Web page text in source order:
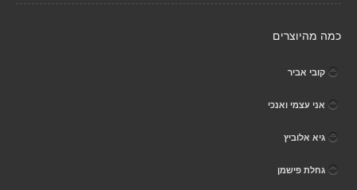
כמה מהיוצרים
קובי אביר
אני עצמי ואנכי
גיא אלוביץ
גחלת פישמן